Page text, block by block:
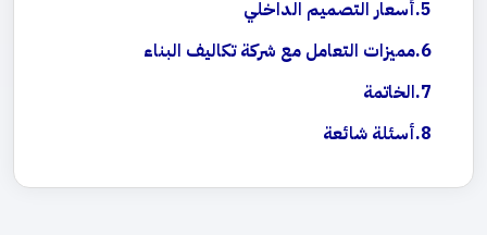
أسعار التصميم الداخلي
مميزات التعامل مع شركة تكاليف البناء
الخاتمة
أسئلة شائعة